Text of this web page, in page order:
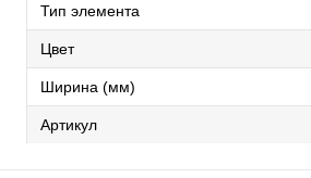
Тип элемента
Цвет
Ширина (мм)
Артикул